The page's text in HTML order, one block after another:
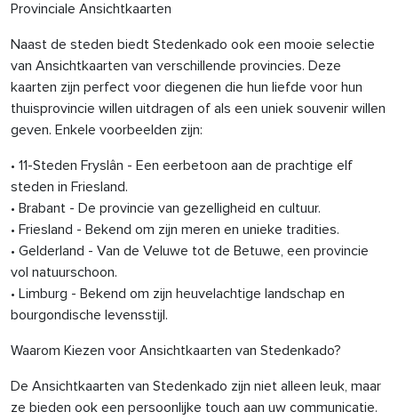
Provinciale Ansichtkaarten
Naast de steden biedt Stedenkado ook een mooie selectie
van Ansichtkaarten van verschillende provincies. Deze
kaarten zijn perfect voor diegenen die hun liefde voor hun
thuisprovincie willen uitdragen of als een uniek souvenir willen
geven. Enkele voorbeelden zijn:
• 11-Steden Fryslân - Een eerbetoon aan de prachtige elf
steden in Friesland.
• Brabant - De provincie van gezelligheid en cultuur.
• Friesland - Bekend om zijn meren en unieke tradities.
• Gelderland - Van de Veluwe tot de Betuwe, een provincie
vol natuurschoon.
• Limburg - Bekend om zijn heuvelachtige landschap en
bourgondische levensstijl.
Waarom Kiezen voor Ansichtkaarten van Stedenkado?
De Ansichtkaarten van Stedenkado zijn niet alleen leuk, maar
ze bieden ook een persoonlijke touch aan uw communicatie.